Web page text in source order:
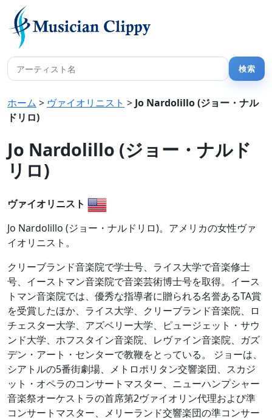
ホーム > ヴァイオリニスト > Jo Nardolillo (ジョー・ナル
ドリロ)
Jo Nardolillo (ジョー・ナルド
リロ)
ヴァイオリニスト
Jo Nardolillo (ジョー・ナルドリロ)。アメリカの女性ヴァ
イオリニスト。
クリーブランド音楽院で学士号、ライス大学で音楽修士
号、イーストマン音楽院で音楽芸術博士号を取得。イース
トマン音楽院では、優秀な指導者に贈られる名誉あるTA賞
を受賞したほか、ライス大学、クリーブランド音楽院、ロ
チェスター大学、アズベリー大学、ピュージェット・サウ
ンド大学、ホフスタイン音楽院、レヴァイン音楽院、ガズ
デン・アート・センターで教鞭をとっている。 ジョーは、
シアトルの5番街劇場、メトロポリタン交響楽団、スカジ
ット・オペラのコンサートマスター、ニューハンプシャー
音楽祭オーケストラの首席第2ヴァイオリン代理および準
コンサートマスター、メリーランド交響楽団の準コンサー